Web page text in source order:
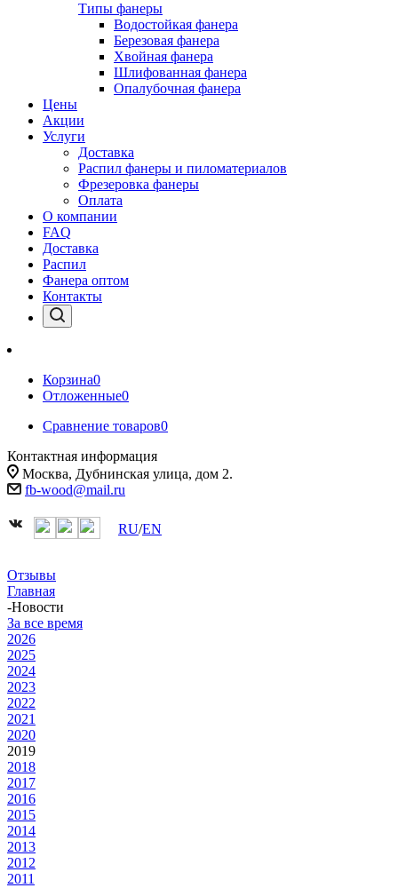
Типы фанеры
Водостойкая фанера
Березовая фанера
Хвойная фанера
Шлифованная фанера
Опалубочная фанера
Цены
Акции
Услуги
Доставка
Распил фанеры и пиломатериалов
Фрезеровка фанеры
Оплата
О компании
FAQ
Доставка
Распил
Фанера оптом
Контакты
Корзина0
Отложенные0
Сравнение товаров0
Контактная информация
Москва, Дубнинская улица, дом 2.
fb-wood@mail.ru
RU/EN
Отзывы
Главная
-Новости
За все время
2026
2025
2024
2023
2022
2021
2020
2019
2018
2017
2016
2015
2014
2013
2012
2011